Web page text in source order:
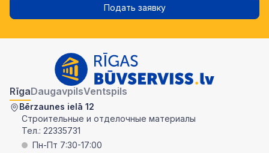
Подать заявку
RīgaDaugavpilsVentspils
Bērzaunes ielā 12
Строительные и отделочные материалы
Тел.: 22335731
Пн-Пт 7:30-17:00